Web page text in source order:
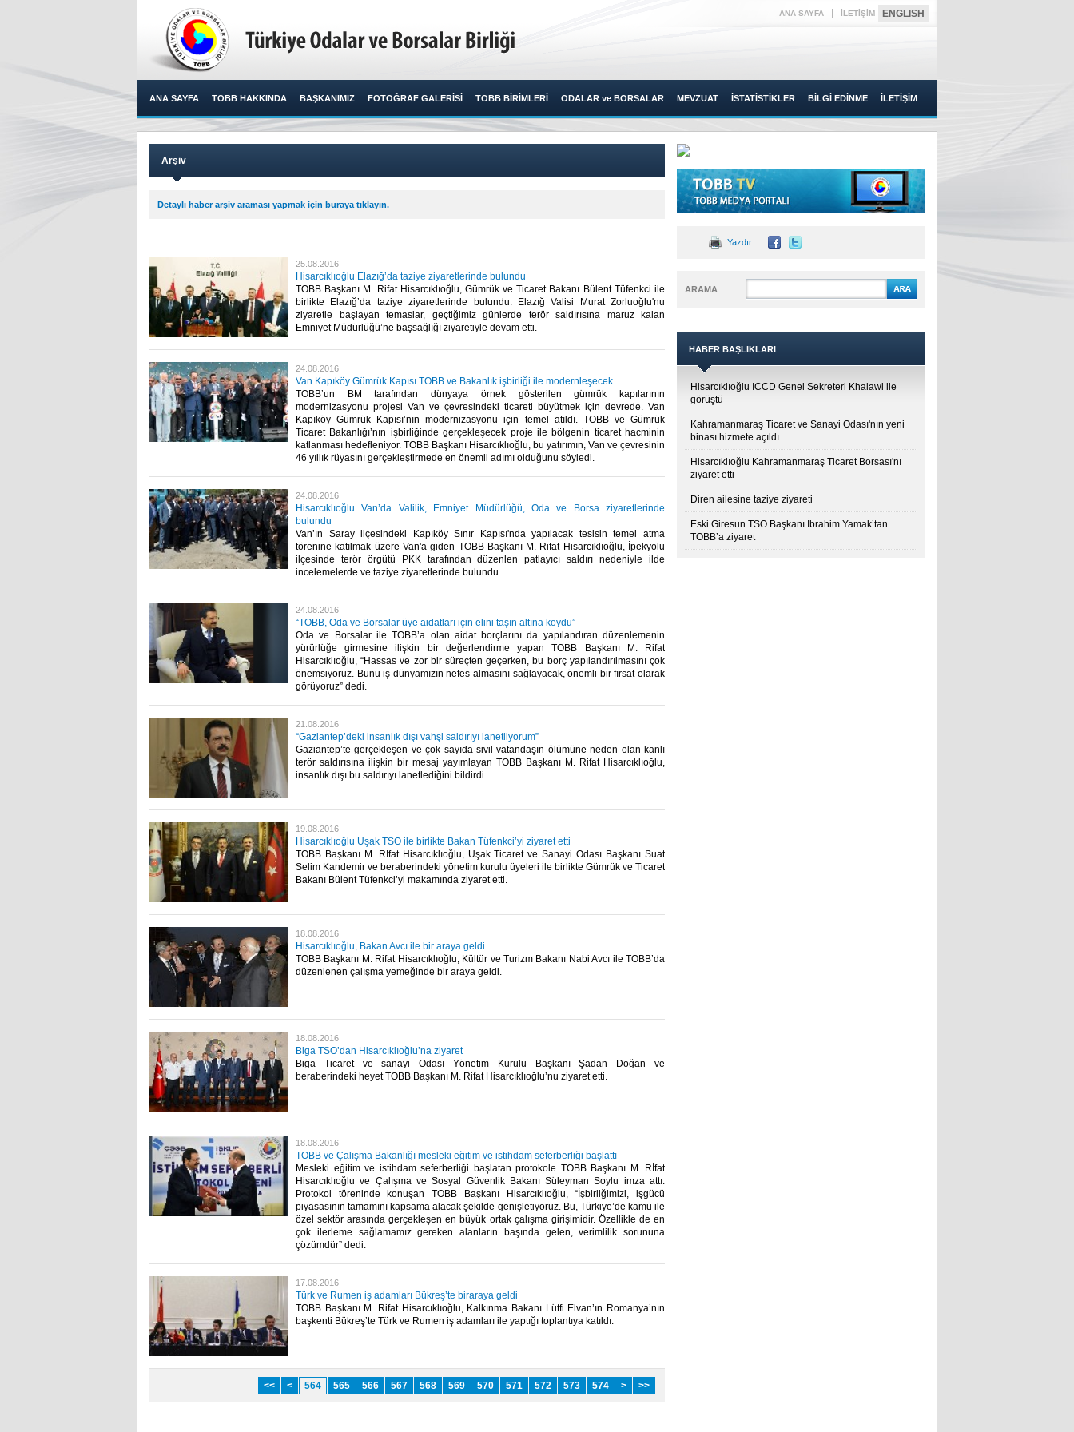
ANA SAYFA İLETİŞİM ENGLISH
ANA SAYFA TOBB HAKKINDA BAŞKANIMIZ FOTOĞRAF GALERİSİ TOBB BİRİMLERİ ODALAR ve BORSALAR MEVZUAT İSTATİSTİKLER BİLGİ EDİNME İLETİŞİM
Arşiv
Detaylı haber arşiv araması yapmak için buraya tıklayın.
25.08.2016
Hisarcıklıoğlu Elazığ’da taziye ziyaretlerinde bulundu
TOBB Başkanı M. Rifat Hisarcıklıoğlu, Gümrük ve Ticaret Bakanı Bülent Tüfenkci ile
birlikte Elazığ’da taziye ziyaretlerinde bulundu. Elazığ Valisi Murat Zorluoğlu'nu
ziyaretle başlayan temaslar, geçtiğimiz günlerde terör saldırısına maruz kalan
Emniyet Müdürlüğü’ne başsağlığı ziyaretiyle devam etti.​
24.08.2016
Van Kapıköy Gümrük Kapısı TOBB ve Bakanlık işbirliği ile modernleşecek
TOBB’un BM tarafından dünyaya örnek gösterilen gümrük kapılarının
modernizasyonu projesi Van ve çevresindeki ticareti büyütmek için devrede. Van
Kapıköy Gümrük Kapısı’nın modernizasyonu için temel atıldı. TOBB ve Gümrük
Ticaret Bakanlığı’nın işbirliğinde gerçekleşecek proje ile bölgenin ticaret hacminin
katlanması hedefleniyor. TOBB Başkanı Hisarcıklıoğlu, bu yatırımın, Van ve çevresinin
46 yıllık rüyasını gerçekleştirmede en önemli adımı olduğunu söyledi.​
24.08.2016
Hisarcıklıoğlu Van’da Valilik, Emniyet Müdürlüğü, Oda ve Borsa ziyaretlerinde
bulundu
Van’ın Saray ilçesindeki Kapıköy Sınır Kapısı'nda yapılacak tesisin temel atma
törenine katılmak üzere Van'a giden TOBB Başkanı M. Rifat Hisarcıklıoğlu, İpekyolu
ilçesinde terör örgütü PKK tarafından düzenlen patlayıcı saldırı nedeniyle ilde
incelemelerde ve taziye ziyaretlerinde bulundu.​
24.08.2016
“TOBB, Oda ve Borsalar üye aidatları için elini taşın altına koydu”
Oda ve Borsalar ile TOBB’a olan aidat borçlarını da yapılandıran düzenlemenin
yürürlüğe girmesine ilişkin bir değerlendirme yapan TOBB Başkanı M. Rifat
Hisarcıklıoğlu, “Hassas ve zor bir süreçten geçerken, bu borç yapılandırılmasını çok
önemsiyoruz. Bunu iş dünyamızın nefes almasını sağlayacak, önemli bir fırsat olarak
görüyoruz” dedi.​
21.08.2016
“Gaziantep’deki insanlık dışı vahşi saldırıyı lanetliyorum”
Gaziantep’te gerçekleşen ve çok sayıda sivil vatandaşın ölümüne neden olan kanlı
terör saldırısına ilişkin bir mesaj yayımlayan TOBB Başkanı M. Rifat Hisarcıklıoğlu,
insanlık dışı bu saldırıyı lanetlediğini bildirdi.​
19.08.2016
Hisarcıklıoğlu Uşak TSO ile birlikte Bakan Tüfenkci’yi ziyaret etti
TOBB Başkanı M. Rİfat Hisarcıklıoğlu, Uşak Ticaret ve Sanayi Odası Başkanı Suat
Selim Kandemir ve beraberindeki yönetim kurulu üyeleri ile birlikte Gümrük ve Ticaret
Bakanı Bülent Tüfenkci’yi makamında ziyaret etti.​
18.08.2016
Hisarcıklıoğlu, Bakan Avcı ile bir araya geldi
TOBB Başkanı M. Rifat Hisarcıklıoğlu, Kültür ve Turizm Bakanı Nabi Avcı ile TOBB’da
düzenlenen çalışma yemeğinde bir araya geldi.​
18.08.2016
Biga TSO’dan Hisarcıklıoğlu’na ziyaret
Biga Ticaret ve sanayi Odası Yönetim Kurulu Başkanı Şadan Doğan ve
beraberindeki heyet TOBB Başkanı M. Rifat Hisarcıklıoğlu’nu ziyaret etti.​
18.08.2016
TOBB ve Çalışma Bakanlığı mesleki eğitim ve istihdam seferberliği başlattı
Mesleki eğitim ve istihdam seferberliği başlatan protokole TOBB Başkanı M. Rİfat
Hisarcıklıoğlu ve Çalışma ve Sosyal Güvenlik Bakanı Süleyman Soylu imza attı.
Protokol töreninde konuşan TOBB Başkanı Hisarcıklıoğlu, “İşbirliğimizi, işgücü
piyasasının tamamını kapsama alacak şekilde genişletiyoruz. Bu, Türkiye’de kamu ile
özel sektör arasında gerçekleşen en büyük ortak çalışma girişimidir. Özellikle de en
çok ilerleme sağlamamız gereken alanların başında gelen, verimlilik sorununa
çözümdür” dedi.​
17.08.2016
Türk ve Rumen iş adamları Bükreş’te biraraya geldi
TOBB Başkanı M. Rifat Hisarcıklıoğlu, Kalkınma Bakanı Lütfi Elvan’ın Romanya’nın
başkenti Bükreş’te Türk ve Rumen iş adamları ile yaptığı toplantıya katıldı.​
<< < 564 565 566 567 568 569 570 571 572 573 574 > >>
Yazdır
ARAMA
HABER BAŞLIKLARI
Hisarcıklıoğlu ICCD Genel Sekreteri Khalawi ile
görüştü
Kahramanmaraş Ticaret ve Sanayi Odası'nın yeni
binası hizmete açıldı
Hisarcıklıoğlu Kahramanmaraş Ticaret Borsası'nı
ziyaret etti
Diren ailesine taziye ziyareti
Eski Giresun TSO Başkanı İbrahim Yamak’tan
TOBB’a ziyaret